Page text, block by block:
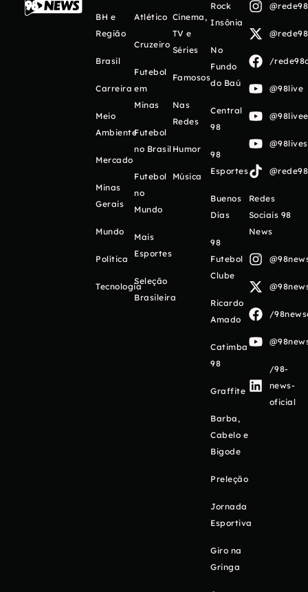
BH e
Região
Brasil
Carreira
Meio
Ambiente
Mercado
Minas
Gerais
Mundo
Política
Tecnologia
Atlético
Cruzeiro
Futebol
em
Minas
Futebol
no Brasil
Futebol
no
Mundo
Mais
Esportes
Seleção
Brasileira
Cinema,
TV e
Séries
Famosos
Nas
Redes
Humor
Música
Rock
Insônia
No
Fundo
do Baú
Central
98
98
Esportes
Buenos
Días
98
Futebol
Clube
Ricardo
Amado
Catimba
98
Graffite
Barba,
Cabelo e
Bigode
Preleção
Jornada
Esportiva
Giro na
Gringa
/
@98live
Redes
Sociais 98
News
/
/98-
news-
oficial